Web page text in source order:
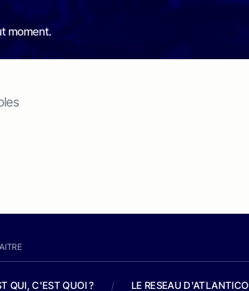
moment.
QUI, C'EST QUOI ? / LE RESEAU D'ATLANTICO